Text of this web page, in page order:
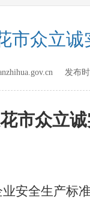
市众立
发布
市众立
安全生产标